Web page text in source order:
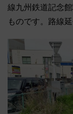
線九州鉄道記念
ものです。路線